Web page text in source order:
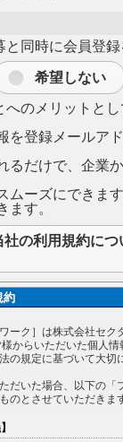
同時に会員登録
希望しない
へのメリットと
を登録メールア
るだけで、企業
ムーズにできます
ます。
社の利用規約に
約
ーク］は株式会社セク
からいただいた個人
の規定に基づいて大切
だいた場合、以下の「
のとさせていただきま